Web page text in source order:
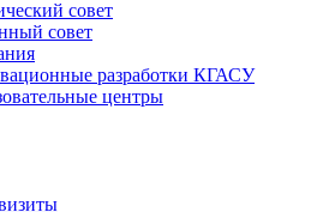
совет
совет
разработки КГАСУ
центры